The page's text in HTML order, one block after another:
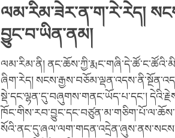
ལམ་རིམ་ཟེར་ན་ག་རེ་རེད།
བྱུང་བ་ཡིན་ནམ།
ལམ་རིམ་ནི།
ཞིག་རེད།
སྡེ་དང་ལྷན་དུ་བཞུགས་གནང་ཡོད་པ་དང་།